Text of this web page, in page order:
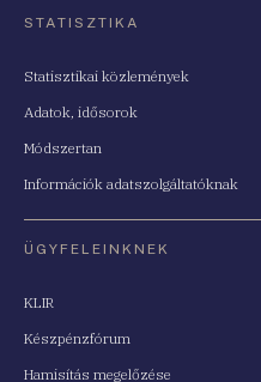
STATISZTIKA
Statisztikai közlemények
Adatok, idősorok
Módszertan
Információk adatszolgáltatóknak
ÜGYFELEINKNEK
KLIR
Készpénzfórum
Hamisítás megelőzése